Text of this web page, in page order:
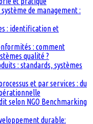
système de management :
: identification et
: comment
qualité ?
: standards, systèmes
et par services : du
selon NGO Benchmarking
durable: